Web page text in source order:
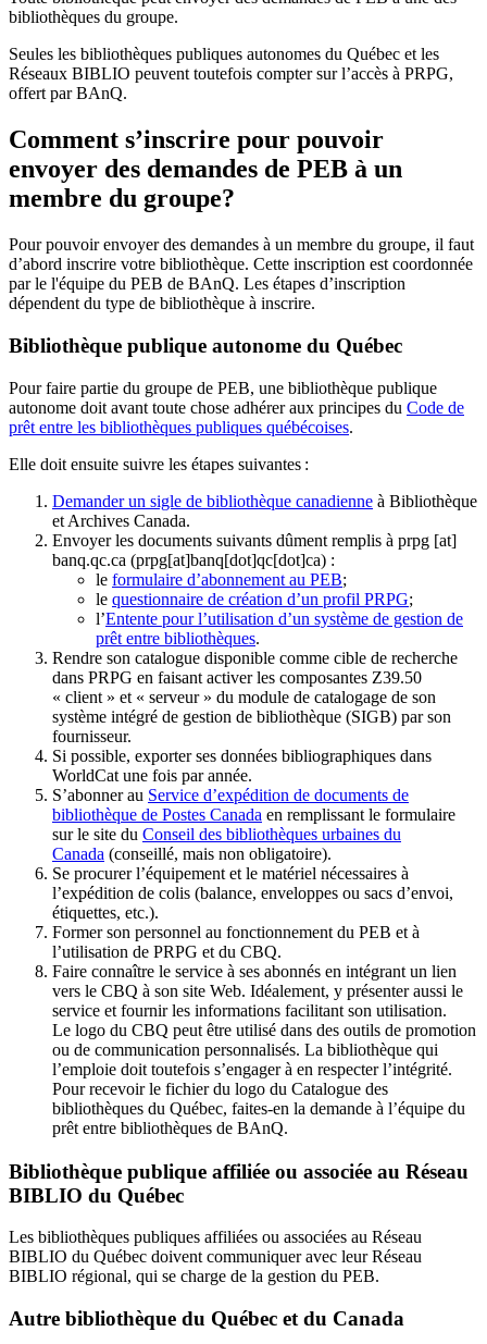
bibliothèques du groupe.
Seules les bibliothèques publiques autonomes du Québec et les
Réseaux BIBLIO peuvent toutefois compter sur l’accès à PRPG,
offert par BAnQ.
Comment s’inscrire pour pouvoir
envoyer des demandes de PEB à un
membre du groupe?
Pour pouvoir envoyer des demandes à un membre du groupe, il faut
d’abord inscrire votre bibliothèque. Cette inscription est coordonnée
par le l'équipe du PEB de BAnQ. Les étapes d’inscription
dépendent du type de bibliothèque à inscrire.
Bibliothèque publique autonome du Québec
Pour faire partie du groupe de PEB, une bibliothèque publique
autonome doit avant toute chose adhérer aux principes du Code de
prêt entre les bibliothèques publiques québécoises.
Elle doit ensuite suivre les étapes suivantes :
Demander un sigle de bibliothèque canadienne à Bibliothèque
et Archives Canada.
Envoyer les documents suivants dûment remplis à prpg [at]
banq.qc.ca (prpg[at]banq[dot]qc[dot]ca) :
le formulaire d’abonnement au PEB;
le questionnaire de création d’un profil PRPG;
l’Entente pour l’utilisation d’un système de gestion de
prêt entre bibliothèques.
Rendre son catalogue disponible comme cible de recherche
dans PRPG en faisant activer les composantes Z39.50
« client » et « serveur » du module de catalogage de son
système intégré de gestion de bibliothèque (SIGB) par son
fournisseur.
Si possible, exporter ses données bibliographiques dans
WorldCat une fois par année.
S’abonner au Service d’expédition de documents de
bibliothèque de Postes Canada en remplissant le formulaire
sur le site du Conseil des bibliothèques urbaines du
Canada (conseillé, mais non obligatoire).
Se procurer l’équipement et le matériel nécessaires à
l’expédition de colis (balance, enveloppes ou sacs d’envoi,
étiquettes, etc.).
Former son personnel au fonctionnement du PEB et à
l’utilisation de PRPG et du CBQ.
Faire connaître le service à ses abonnés en intégrant un lien
vers le CBQ à son site Web. Idéalement, y présenter aussi le
service et fournir les informations facilitant son utilisation.
Le logo du CBQ peut être utilisé dans des outils de promotion
ou de communication personnalisés. La bibliothèque qui
l’emploie doit toutefois s’engager à en respecter l’intégrité.
Pour recevoir le fichier du logo du Catalogue des
bibliothèques du Québec, faites-en la demande à l’équipe du
prêt entre bibliothèques de BAnQ.
Bibliothèque publique affiliée ou associée au Réseau
BIBLIO du Québec
Les bibliothèques publiques affiliées ou associées au Réseau
BIBLIO du Québec doivent communiquer avec leur Réseau
BIBLIO régional, qui se charge de la gestion du PEB.
Autre bibliothèque du Québec et du Canada